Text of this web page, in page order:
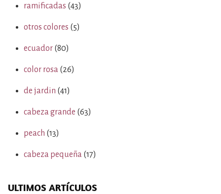
ramificadas (43)
otros colores (5)
ecuador (80)
color rosa (26)
de jardin (41)
cabeza grande (63)
peach (13)
cabeza pequeña (17)
ULTIMOS ARTÍCULOS